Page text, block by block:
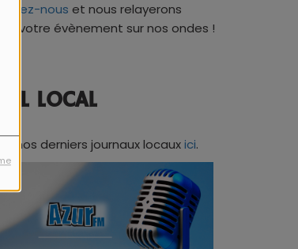
nous et nous relayerons
votre évènement sur nos ondes !
LOCAL
nos derniers journaux locauxici.